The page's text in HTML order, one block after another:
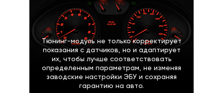
Тюнинг-модуль не только корректирует
показания с датчиков, но и адаптирует
их, чтобы лучше соответствовать
определенным параметрам, не изменяя
заводские настройки ЭБУ и сохраняя
гарантию на авто.